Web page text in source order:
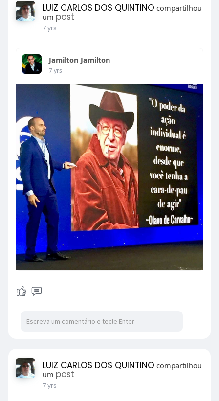
LUIZ CARLOS DOS QUINTINO compartilhou
um post
7 yrs
Jamilton Jamilton
7 yrs
LUIZ CARLOS DOS QUINTINO compartilhou
um post
7 yrs